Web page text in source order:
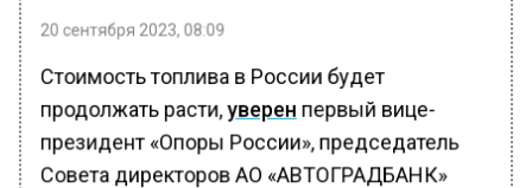
20 сентября 2023, 08:09
Стоимость топлива в России будет
продолжать расти, уверен первый вице-
президент «Опоры России», председатель
Совета директоров АО «АВТОГРАДБАНК»